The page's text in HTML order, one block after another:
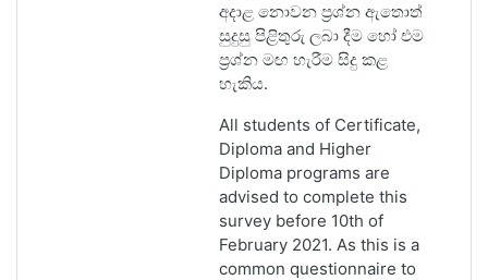
අදාළ නොවන ප්‍රශ්න ඇතොත්
සුදුසු පිළිතුරු ලබා දීම හෝ එම
ප්‍රශ්න මඟ හැරීම සිදු කළ
හැකිය.
All students of Certificate,
Diploma and Higher
Diploma programs are
advised to complete this
survey before 10th of
February 2021. As this is a
common questionnaire to